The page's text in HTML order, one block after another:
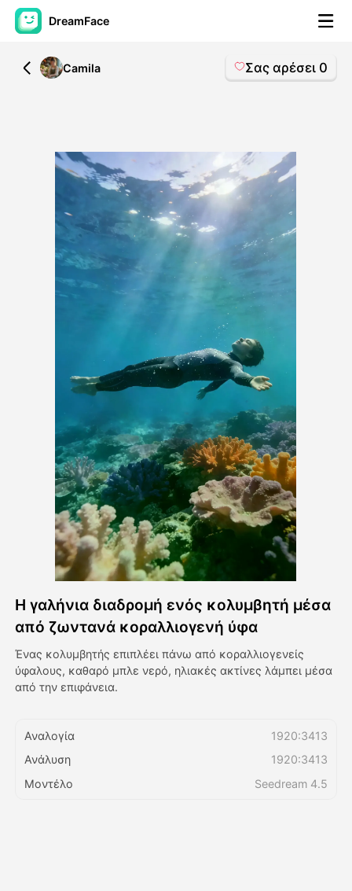
DreamFace
Εργαλεία AI
Βίντεο
Φωτογραφία
Άλλα Μέσα
Δείτε όλα τα εργαλεία
Βίντεο του Avatar
Φωτογραφία
Άλλα Μέσα
Δείτε όλα τα πρότυπα
Γκαλερί
Blog
Τιμολόγιο
All
Camila Σας αρέσει 0
Η γαλήνια διαδρομή ενός κολυμβητή μέσα
από ζωντανά κοραλλιογενή ύφα
Ένας κολυμβητής επιπλέει πάνω από κοραλλιογενείς
ύφαλους, καθαρό μπλε νερό, ηλιακές ακτίνες λάμπει μέσα
από την επιφάνεια.
Αναλογία
1920:3413
Ανάλυση
1920:3413
Μοντέλο
Seedream 4.5